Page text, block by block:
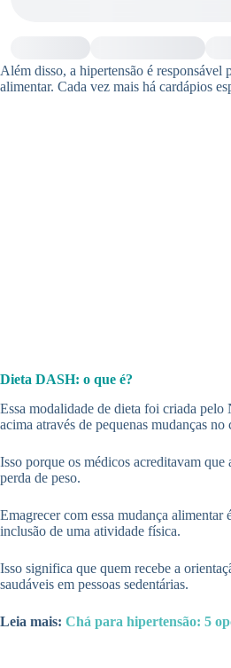
Além disso, a hipertensão é responsável
alimentar. Cada vez mais há cardápios
Dieta DASH: o que é?
Essa modalidade de dieta foi criada
acima através de pequenas mudanças no
Isso porque os médicos acreditavam
perda de peso.
Emagrecer com essa mudança alimentar
inclusão de uma atividade física.
Isso significa que quem recebe a
saudáveis em pessoas sedentárias.
Leia mais: Chá para hipertensão: 5